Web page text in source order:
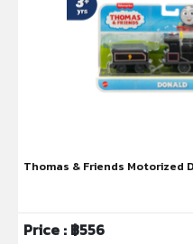
ห้ามแยกชิ้นส่วนออกจากกัน
งานในการดูแลของผู้ปกคร
และขว้างปา
Thomas & Friends Motorized
Price : ฿556